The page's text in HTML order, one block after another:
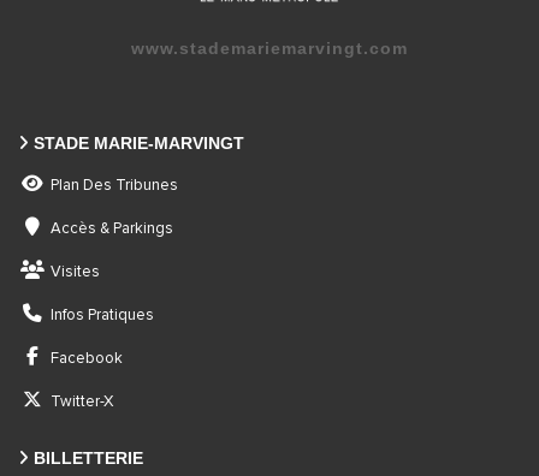
www.stademariemarvingt.com
STADE MARIE-MARVINGT
Plan Des Tribunes
Accès & Parkings
Visites
Infos Pratiques
Facebook
Twitter-X
BILLETTERIE